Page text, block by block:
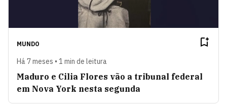
MUNDO
Há 7 meses • 1 min de leitura
Maduro e Cilia Flores vão a tribunal federal
em Nova York nesta segunda